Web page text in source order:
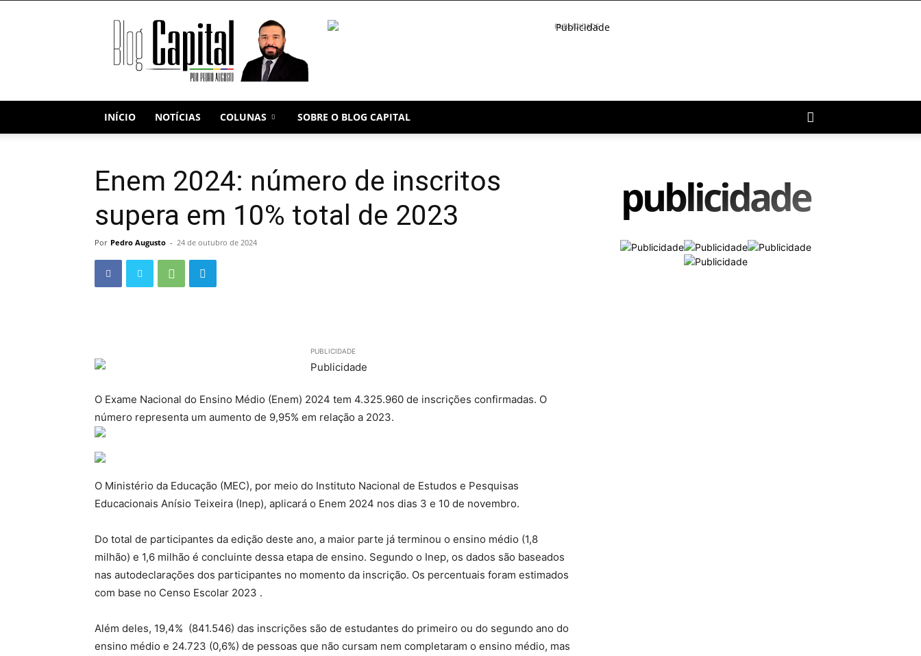
Blog
Capital
PUBLICIDADE
INÍCIO NOTÍCIAS COLUNAS SOBRE O BLOG CAPITAL
Enem 2024: número de inscritos
supera em 10% total de 2023
Por Pedro Augusto - 24 de outubro de 2024
PUBLICIDADE
O Exame Nacional do Ensino Médio (Enem) 2024 tem 4.325.960 de inscrições confirmadas. O
número representa um aumento de 9,95% em relação a 2023.
O Ministério da Educação (MEC), por meio do Instituto Nacional de Estudos e Pesquisas
Educacionais Anísio Teixeira (Inep), aplicará o Enem 2024 nos dias 3 e 10 de novembro.
Do total de participantes da edição deste ano, a maior parte já terminou o ensino médio (1,8
milhão) e 1,6 milhão é concluinte dessa etapa de ensino. Segundo o Inep, os dados são baseados
nas autodeclarações dos participantes no momento da inscrição. Os percentuais foram estimados
com base no Censo Escolar 2023 .
Além deles, 19,4% (841.546) das inscrições são de estudantes do primeiro ou do segundo ano do
ensino médio e 24.723 (0,6%) de pessoas que não cursam nem completaram o ensino médio, mas
publicidade